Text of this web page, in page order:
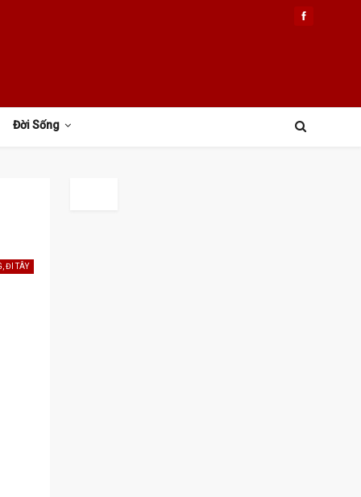
Đời Sống
ĐI TÂY